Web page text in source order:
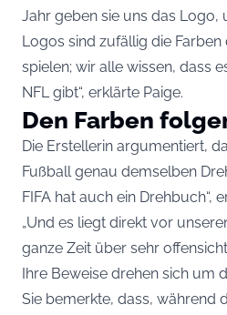
Jahr geben sie uns das Logo,
Logos sind zufällig die Farben
spielen; wir alle wissen, dass
NFL gibt“, erklärte Paige.
Den Farben
Die Erstellerin argumentiert,
Fußball genau demselben
FIFA hat auch ein Drehbuch“,
„Und es liegt direkt vor
ganze Zeit über sehr
Ihre Beweise drehen sich um
Sie bemerkte, dass, während